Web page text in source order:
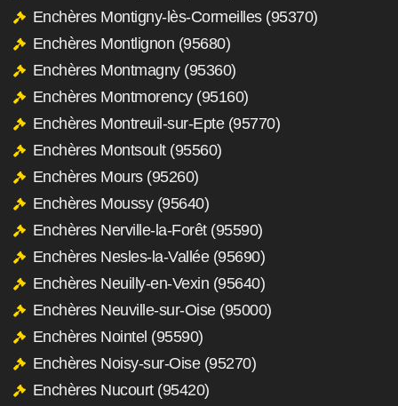
Enchères Montigny-lès-Cormeilles (95370)
Enchères Montlignon (95680)
Enchères Montmagny (95360)
Enchères Montmorency (95160)
Enchères Montreuil-sur-Epte (95770)
Enchères Montsoult (95560)
Enchères Mours (95260)
Enchères Moussy (95640)
Enchères Nerville-la-Forêt (95590)
Enchères Nesles-la-Vallée (95690)
Enchères Neuilly-en-Vexin (95640)
Enchères Neuville-sur-Oise (95000)
Enchères Nointel (95590)
Enchères Noisy-sur-Oise (95270)
Enchères Nucourt (95420)